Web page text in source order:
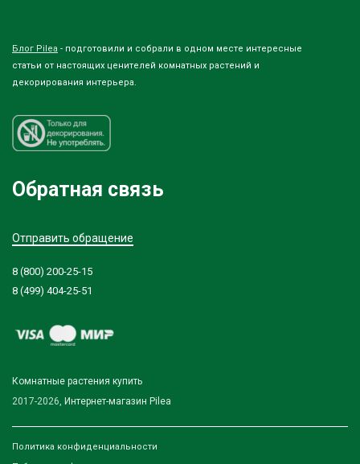
Блог Pilea - подготовили и собрали в одном месте интересные
статьи от настоящих ценителей комнатных растений и
декорирования интерьера.
Обратная связь
Отправить обращение
8 (800) 200-25-15
8 (499) 404-25-51
Комнатные растения купить
2017-2026, Интернет-магазин Pilea
Политика конфиденциальности